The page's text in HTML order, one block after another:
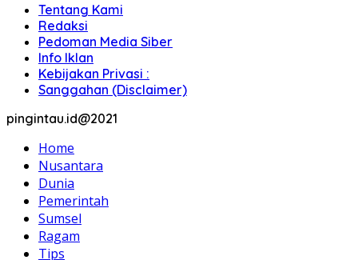
Tentang Kami
Redaksi
Pedoman Media Siber
Info Iklan
Kebijakan Privasi :
Sanggahan (Disclaimer)
pingintau.id@2021
Home
Nusantara
Dunia
Pemerintah
Sumsel
Ragam
Tips